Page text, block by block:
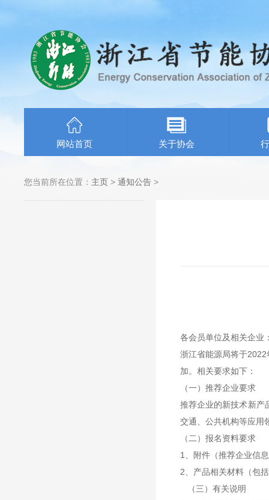
网站首页 关于协会
您当前所在位置： 主页 > 通知公告 >
各会员单位及相关企业
浙江省能源局将于
加。相关要求如下：
（一）推荐企业要求
推荐企业的新技术新产
交通、公共机构等应用
（二）报名资料要求
1、附件（推荐企业信
2、产品相关材料（包
（三）有关说明